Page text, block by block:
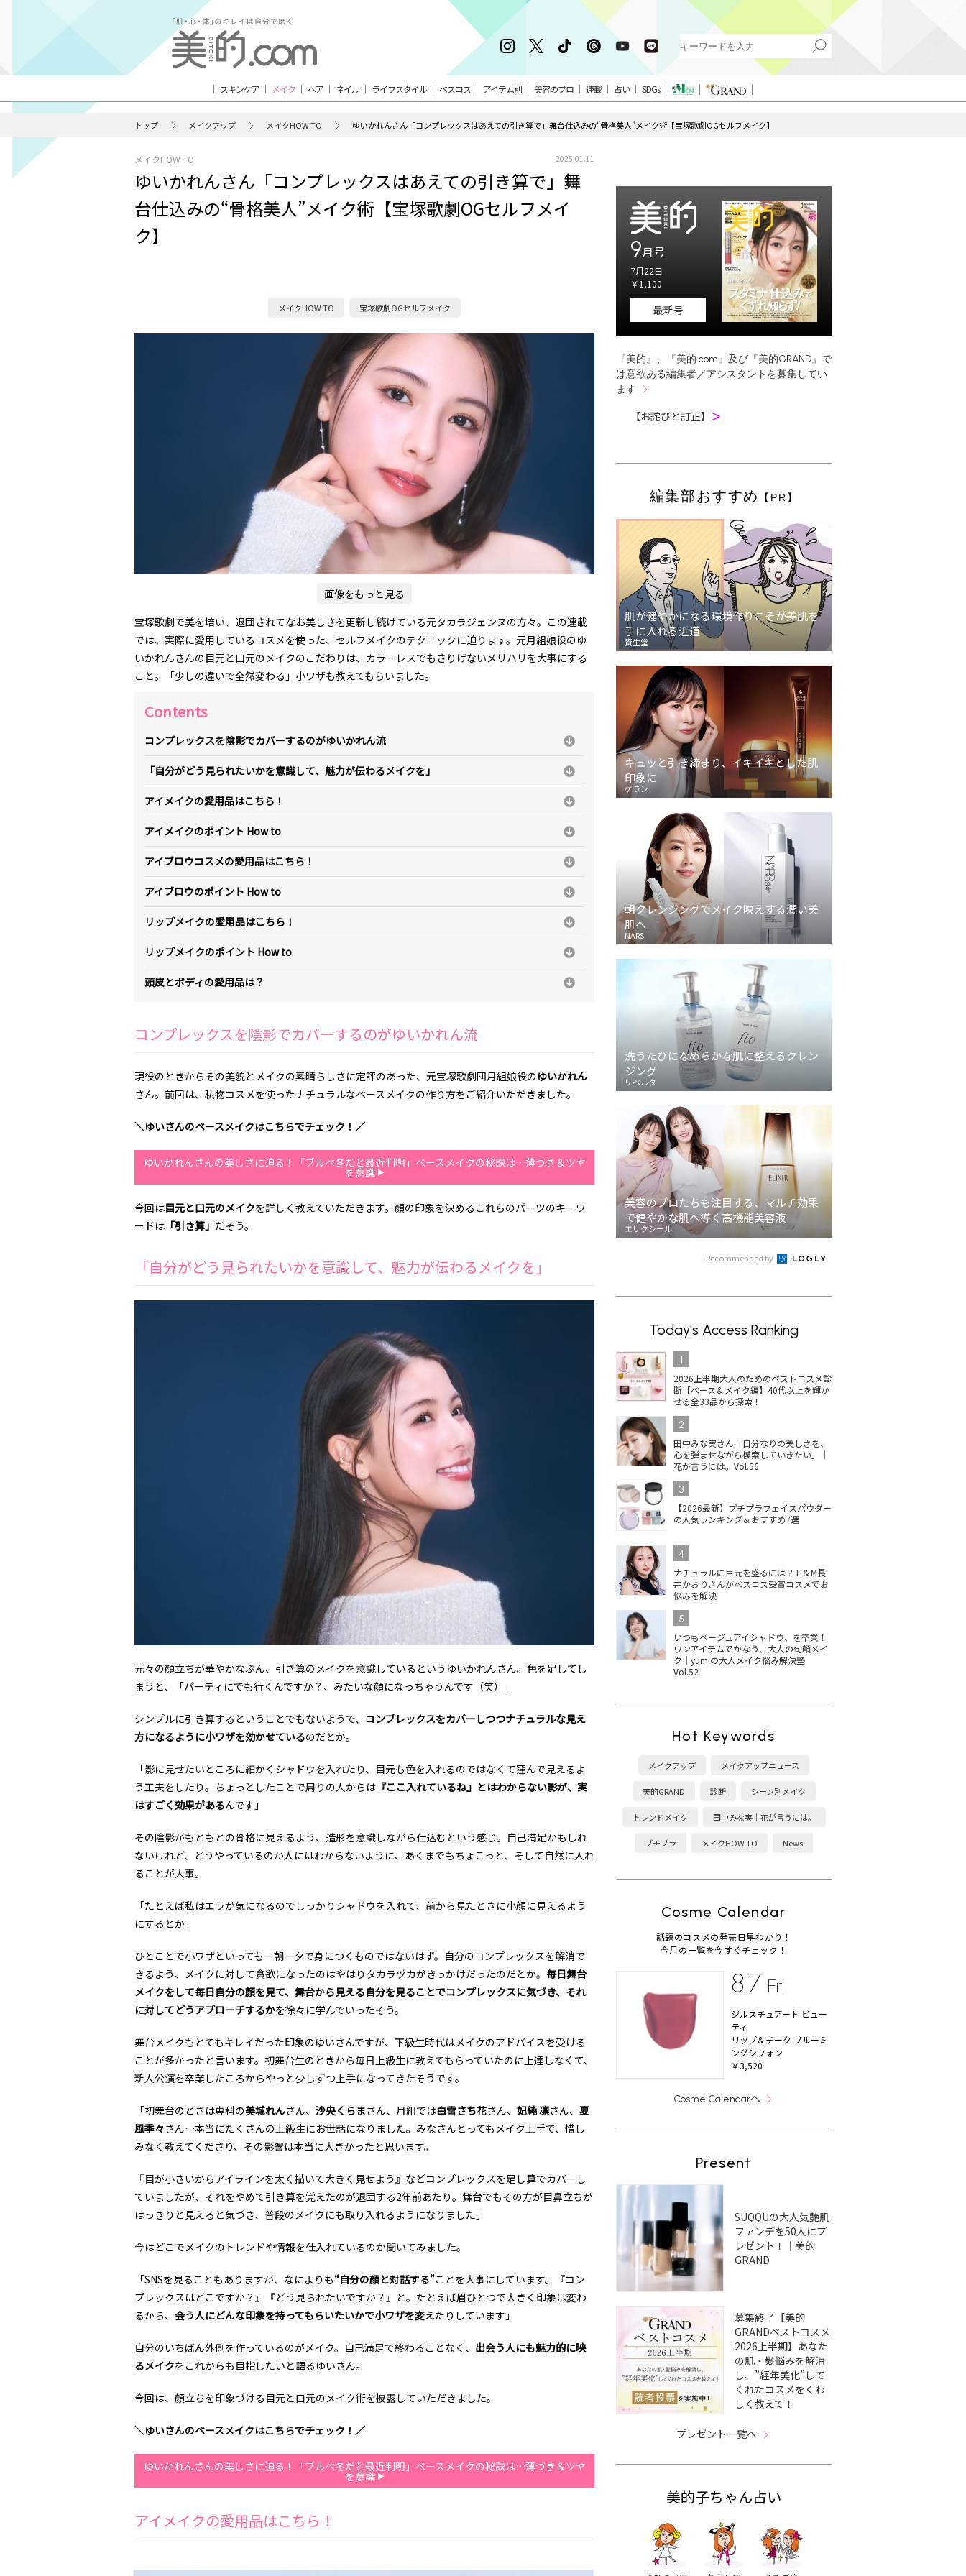
スキンケア メイク ヘア ネイル ライフスタイル ベスコス アイテム別 美容のプロ 連載 占い SDGs
トップ メイクアップ メイクHOW TO ゆいかれんさん「コンプレックスはあえての引き算で」舞台仕込みの“骨格美人”メイク術【宝塚歌劇OGセルフメイク】
メイクHOW TO 2025.01.11
ゆいかれんさん「コンプレックスはあえての引き算で」舞
台仕込みの“骨格美人”メイク術【宝塚歌劇OGセルフメイ
ク】
メイクHOW TO 宝塚歌劇OGセルフメイク
画像をもっと見る
宝塚歌劇で美を培い、退団されてなお美しさを更新し続けている元タカラジェンヌの方々。この連載
では、実際に愛用しているコスメを使った、セルフメイクのテクニックに迫ります。元月組娘役のゆ
いかれんさんの目元と口元のメイクのこだわりは、カラーレスでもさりげないメリハリを大事にする
こと。「少しの違いで全然変わる」小ワザも教えてもらいました。
Contents
コンプレックスを陰影でカバーするのがゆいかれん流
「自分がどう見られたいかを意識して、魅力が伝わるメイクを」
アイメイクの愛用品はこちら！
アイメイクのポイント How to
アイブロウコスメの愛用品はこちら！
アイブロウのポイント How to
リップメイクの愛用品はこちら！
リップメイクのポイント How to
頭皮とボディの愛用品は？
コンプレックスを陰影でカバーするのがゆいかれん流
現役のときからその美貌とメイクの素晴らしさに定評のあった、元宝塚歌劇団月組娘役のゆいかれん
さん。前回は、私物コスメを使ったナチュラルなベースメイクの作り方をご紹介いただきました。
＼ゆいさんのベースメイクはこちらでチェック！／
ゆいかれんさんの美しさに迫る！「ブルベ冬だと最近判明」ベースメイクの秘訣は…薄づき＆ツヤ
を意識
今回は目元と口元のメイクを詳しく教えていただきます。顔の印象を決めるこれらのパーツのキーワ
ードは 「引き算」 だそう。
「自分がどう見られたいかを意識して、魅力が伝わるメイクを」
元々の顔立ちが華やかなぶん、引き算のメイクを意識しているというゆいかれんさん。色を足してし
まうと、「パーティにでも行くんですか？、みたいな顔になっちゃうんです（笑）」
シンプルに引き算するということでもないようで、 コンプレックスをカバーしつつナチュラルな見え
方になるように小ワザを効かせているのだとか。
「影に見せたいところに細かくシャドウを入れたり、目元も色を入れるのではなくて窪んで見えるよ
う工夫をしたり。ちょっとしたことで周りの人からは 『ここ入れているね』とはわからない影が、実
はすごく効果があるんです」
その陰影がもともとの骨格に見えるよう、造形を意識しながら仕込むという感じ。自己満足かもしれ
ないけれど、どうやっているのか人にはわからないように、あくまでもちょこっと、そして自然に入れ
ることが大事。
「たとえば私はエラが気になるのでしっかりシャドウを入れて、前から見たときに小顔に見えるよう
にするとか」
ひとことで小ワザといっても一朝一夕で身につくものではないはず。自分のコンプレックスを解消で
きるよう、メイクに対して貪欲になったのはやはりタカラヅカがきっかけだったのだとか。 毎日舞台
メイクをして毎日自分の顔を見て、舞台から見える自分を見ることでコンプレックスに気づき、それ
に対してどうアプローチするかを徐々に学んでいったそう。
舞台メイクもとてもキレイだった印象のゆいさんですが、下級生時代はメイクのアドバイスを受ける
ことが多かったと言います。初舞台生のときから毎日上級生に教えてもらっていたのに上達しなくて、
新人公演を卒業したころからやっと少しずつ上手になってきたそうです。
「初舞台のときは専科の美城れんさん、 沙央くらまさん、月組では白雪さち花さん、 妃純 凛さん、 夏
風季々さん…本当にたくさんの上級生にお世話になりました。みなさんとってもメイク上手で、惜し
みなく教えてくださり、その影響は本当に大きかったと思います。
『目が小さいからアイラインを太く描いて大きく見せよう』などコンプレックスを足し算でカバーし
ていましたが、それをやめて引き算を覚えたのが退団する2年前あたり。舞台でもその方が目鼻立ちが
はっきりと見えると気づき、普段のメイクにも取り入れるようになりました」
今はどこでメイクのトレンドや情報を仕入れているのか聞いてみました。
「SNSを見ることもありますが、なによりも“自分の顔と対話する”ことを大事にしています。『コン
プレックスはどこですか？』『どう見られたいですか？』と。たとえば眉ひとつで大きく印象は変わ
るから、 会う人にどんな印象を持ってもらいたいかで小ワザを変えたりしています」
自分のいちばん外側を作っているのがメイク。自己満足で終わることなく、 出会う人にも魅力的に映
るメイクをこれからも目指したいと語るゆいさん。
今回は、顔立ちを印象づける目元と口元のメイク術を披露していただきました。
＼ゆいさんのベースメイクはこちらでチェック！／
ゆいかれんさんの美しさに迫る！「ブルベ冬だと最近判明」ベースメイクの秘訣は…薄づき＆ツヤ
を意識
アイメイクの愛用品はこちら！
9月号
7月22日
￥1,100
最新号
『美的』、『美的.com』及び『美的GRAND』で
は意欲ある編集者／アシスタントを募集してい
ます
【お詫びと訂正】 ＞
編集部おすすめ 【PR】
肌が健やかになる環境作りこそが美肌を
手に入れる近道
資生堂
キュッと引き締まり、イキイキとした肌
印象に
ゲラン
朝クレンジングでメイク映えする潤い美
肌へ
NARS
洗うたびになめらかな肌に整えるクレン
ジング
リベルタ
美容のプロたちも注目する、マルチ効果
で健やかな肌へ導く高機能美容液
エリクシール
Recommended by
Today's Access Ranking
1
2026上半期大人のためのベストコスメ診
断【ベース＆メイク編】40代以上を輝か
せる全33品から探索！
2
田中みな実さん「自分なりの美しさを、
心を弾ませながら模索していきたい」｜
花が言うには。Vol.56
3
【2026最新】プチプラフェイスパウダー
の人気ランキング＆おすすめ7選
4
ナチュラルに目元を盛るには？ H＆M長
井かおりさんがベスコス受賞コスメでお
悩みを解決
5
いつもベージュアイシャドウ、を卒業！
ワンアイテムでかなう、大人の旬顔メイ
ク｜yumiの大人メイク悩み解決塾
Vol.52
Hot Keywords
メイクアップ メイクアップニュース
美的GRAND 診断 シーン別メイク
トレンドメイク 田中みな実｜花が言うには。
プチプラ メイクHOW TO News
Cosme Calendar
話題のコスメの発売日早わかり！
今月の一覧を今すぐチェック！
8.7 Fri
ジルスチュアート ビュー
ティ
リップ＆チーク ブルーミ
ングシフォン
￥3,520
Cosme Calendarへ
Present
SUQQUの大人気艶肌
ファンデを50人にプ
レゼント！｜美的
GRAND
募集終了【美的
GRANDベストコスメ
2026上半期】あなた
の肌・髪悩みを解消
し、”経年美化”して
くれたコスメをくわ
しく教えて！
プレゼント一覧へ
美的子ちゃん占い